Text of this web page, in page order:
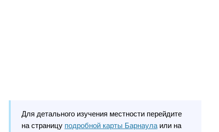
Для детального изучения местности перейдите
на страницу подробной карты Барнаулаили на